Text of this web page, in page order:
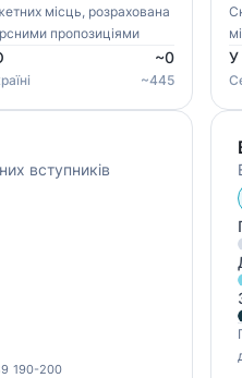
місць, розрахована
пропозиціями
~0
~445
У
вступників
190-200